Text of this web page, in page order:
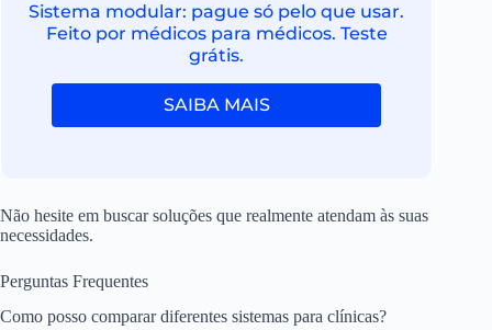
Sistema modular: pague só pelo que usar.
Feito por médicos para médicos. Teste
grátis.
SAIBA MAIS
Não hesite em buscar soluções que realmente atendam às suas
necessidades.
Perguntas Frequentes
Como posso comparar diferentes sistemas para clínicas?